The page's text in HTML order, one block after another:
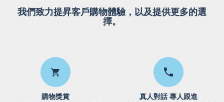
我們致力提昇客戶購物體驗，以及提供更多的選
擇。
購物獎賞 真人對話 專人跟進